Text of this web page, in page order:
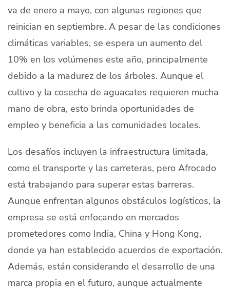
va de enero a mayo, con algunas regiones que
reinician en septiembre. A pesar de las condiciones
climáticas variables, se espera un aumento del
10% en los volúmenes este año, principalmente
debido a la madurez de los árboles. Aunque el
cultivo y la cosecha de aguacates requieren mucha
mano de obra, esto brinda oportunidades de
empleo y beneficia a las comunidades locales.
Los desafíos incluyen la infraestructura limitada,
como el transporte y las carreteras, pero Afrocado
está trabajando para superar estas barreras.
Aunque enfrentan algunos obstáculos logísticos, la
empresa se está enfocando en mercados
prometedores como India, China y Hong Kong,
donde ya han establecido acuerdos de exportación.
Además, están considerando el desarrollo de una
marca propia en el futuro, aunque actualmente